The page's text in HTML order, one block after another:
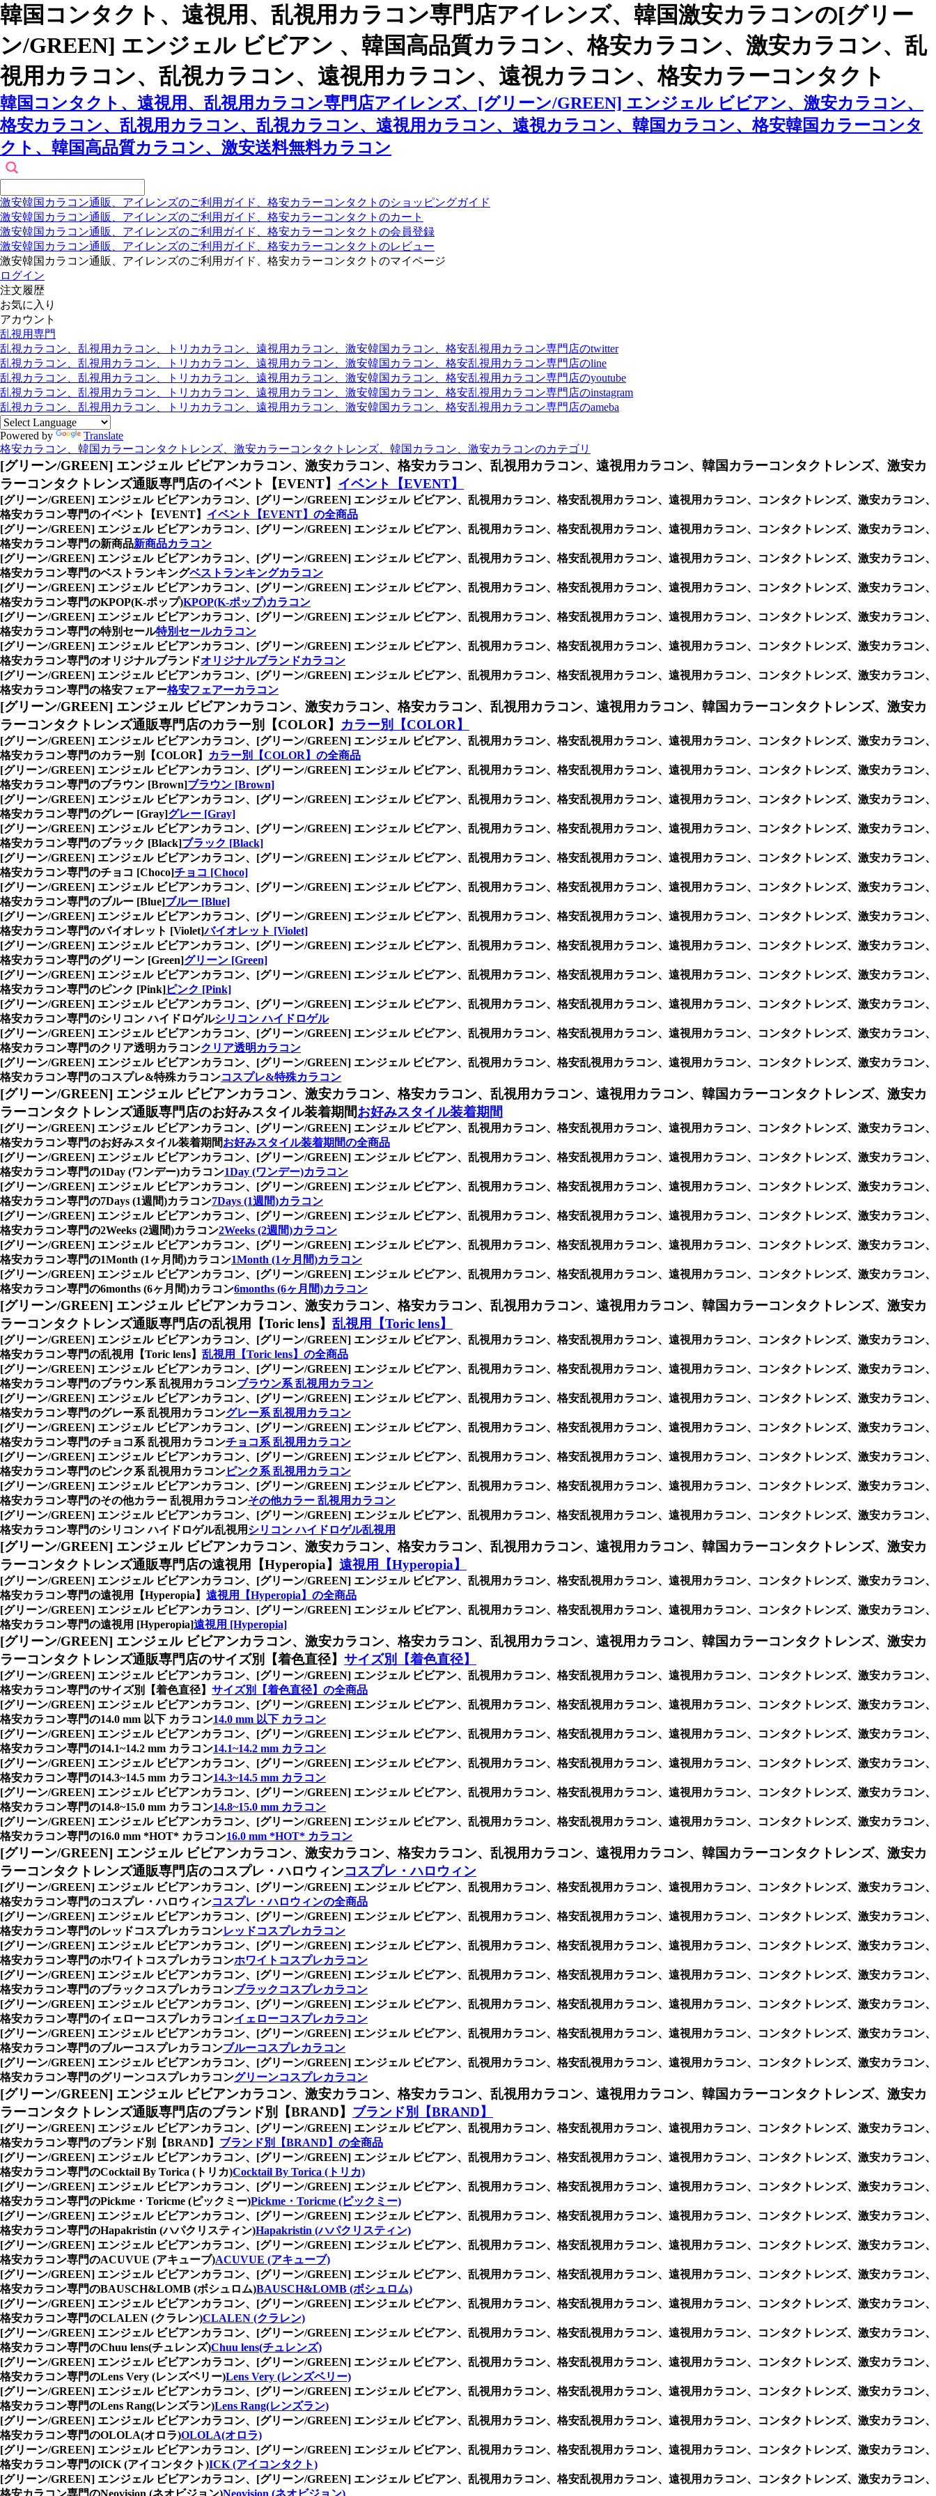
韓国コンタクト、遠視用、乱視用カラコン専門店アイレンズ、韓国激安カラコンの[グリー
ン/GREEN] エンジェル ビビアン 、韓国高品質カラコン、格安カラコン、激安カラコン、乱
視用カラコン、乱視カラコン、遠視用カラコン、遠視カラコン、格安カラーコンタクト
韓国コンタクト、遠視用、乱視用カラコン専門店アイレンズ、[グリーン/GREEN] エンジェル ビビアン、激安カラコン、
格安カラコン、乱視用カラコン、乱視カラコン、遠視用カラコン、遠視カラコン、韓国カラコン、格安韓国カラーコンタ
クト、韓国高品質カラコン、激安送料無料カラコン
激安韓国カラコン通販、アイレンズのご利用ガイド、格安カラーコンタクトのショッピングガイド
激安韓国カラコン通販、アイレンズのご利用ガイド、格安カラーコンタクトのカート
激安韓国カラコン通販、アイレンズのご利用ガイド、格安カラーコンタクトの会員登録
激安韓国カラコン通販、アイレンズのご利用ガイド、格安カラーコンタクトのレビュー
激安韓国カラコン通販、アイレンズのご利用ガイド、格安カラーコンタクトのマイページ
ログイン
注文履歴
お気に入り
アカウント
乱視用専門
乱視カラコン、乱視用カラコン、トリカカラコン、遠視用カラコン、激安韓国カラコン、格安乱視用カラコン専門店のtwitter
乱視カラコン、乱視用カラコン、トリカカラコン、遠視用カラコン、激安韓国カラコン、格安乱視用カラコン専門店のline
乱視カラコン、乱視用カラコン、トリカカラコン、遠視用カラコン、激安韓国カラコン、格安乱視用カラコン専門店のyoutube
乱視カラコン、乱視用カラコン、トリカカラコン、遠視用カラコン、激安韓国カラコン、格安乱視用カラコン専門店のinstagram
乱視カラコン、乱視用カラコン、トリカカラコン、遠視用カラコン、激安韓国カラコン、格安乱視用カラコン専門店のameba
Powered by
Translate
格安カラコン、韓国カラーコンタクトレンズ、激安カラーコンタクトレンズ、韓国カラコン、激安カラコンのカテゴリ
[グリーン/GREEN] エンジェル ビビアンカラコン、 激安カラコン、格安カラコン、乱視用カラコン、遠視用カラコン、韓国カラーコンタクトレンズ、激安カ
ラーコンタクトレンズ通販専門店のイベント【EVENT】 イベント【EVENT】
[グリーン/GREEN] エンジェル ビビアンカラコン、 [グリーン/GREEN] エンジェル ビビアン、乱視用カラコン、格安乱視用カラコン、遠視用カラコン、コンタクトレンズ、激安カラコン、
格安カラコン専門のイベント【EVENT】 イベント【EVENT】の全商品
[グリーン/GREEN] エンジェル ビビアンカラコン、 [グリーン/GREEN] エンジェル ビビアン、乱視用カラコン、格安乱視用カラコン、遠視用カラコン、コンタクトレンズ、激安カラコン、
格安カラコン専門の新商品新商品カラコン
[グリーン/GREEN] エンジェル ビビアンカラコン、 [グリーン/GREEN] エンジェル ビビアン、乱視用カラコン、格安乱視用カラコン、遠視用カラコン、コンタクトレンズ、激安カラコン、
格安カラコン専門のベストランキングベストランキングカラコン
[グリーン/GREEN] エンジェル ビビアンカラコン、 [グリーン/GREEN] エンジェル ビビアン、乱視用カラコン、格安乱視用カラコン、遠視用カラコン、コンタクトレンズ、激安カラコン、
格安カラコン専門のKPOP(K-ポップ)KPOP(K-ポップ)カラコン
[グリーン/GREEN] エンジェル ビビアンカラコン、 [グリーン/GREEN] エンジェル ビビアン、乱視用カラコン、格安乱視用カラコン、遠視用カラコン、コンタクトレンズ、激安カラコン、
格安カラコン専門の特別セール特別セールカラコン
[グリーン/GREEN] エンジェル ビビアンカラコン、 [グリーン/GREEN] エンジェル ビビアン、乱視用カラコン、格安乱視用カラコン、遠視用カラコン、コンタクトレンズ、激安カラコン、
格安カラコン専門のオリジナルブランドオリジナルブランドカラコン
[グリーン/GREEN] エンジェル ビビアンカラコン、 [グリーン/GREEN] エンジェル ビビアン、乱視用カラコン、格安乱視用カラコン、遠視用カラコン、コンタクトレンズ、激安カラコン、
格安カラコン専門の格安フェアー格安フェアーカラコン
[グリーン/GREEN] エンジェル ビビアンカラコン、 激安カラコン、格安カラコン、乱視用カラコン、遠視用カラコン、韓国カラーコンタクトレンズ、激安カ
ラーコンタクトレンズ通販専門店のカラー別【COLOR】 カラー別【COLOR】
[グリーン/GREEN] エンジェル ビビアンカラコン、 [グリーン/GREEN] エンジェル ビビアン、乱視用カラコン、格安乱視用カラコン、遠視用カラコン、コンタクトレンズ、激安カラコン、
格安カラコン専門のカラー別【COLOR】
カラー別【COLOR】の全商品
[グリーン/GREEN] エンジェル ビビアンカラコン、 [グリーン/GREEN] エンジェル ビビアン、乱視用カラコン、格安乱視用カラコン、遠視用カラコン、コンタクトレンズ、激安カラコン、
格安カラコン専門のブラウン [Brown]ブラウン [Brown]
[グリーン/GREEN] エンジェル ビビアンカラコン、 [グリーン/GREEN] エンジェル ビビアン、乱視用カラコン、格安乱視用カラコン、遠視用カラコン、コンタクトレンズ、激安カラコン、
格安カラコン専門のグレー [Gray]グレー [Gray]
[グリーン/GREEN] エンジェル ビビアンカラコン、 [グリーン/GREEN] エンジェル ビビアン、乱視用カラコン、格安乱視用カラコン、遠視用カラコン、コンタクトレンズ、激安カラコン、
格安カラコン専門のブラック [Black]ブラック [Black]
[グリーン/GREEN] エンジェル ビビアンカラコン、 [グリーン/GREEN] エンジェル ビビアン、乱視用カラコン、格安乱視用カラコン、遠視用カラコン、コンタクトレンズ、激安カラコン、
格安カラコン専門のチョコ [Choco]チョコ [Choco]
[グリーン/GREEN] エンジェル ビビアンカラコン、 [グリーン/GREEN] エンジェル ビビアン、乱視用カラコン、格安乱視用カラコン、遠視用カラコン、コンタクトレンズ、激安カラコン、
格安カラコン専門のブルー [Blue]ブルー [Blue]
[グリーン/GREEN] エンジェル ビビアンカラコン、 [グリーン/GREEN] エンジェル ビビアン、乱視用カラコン、格安乱視用カラコン、遠視用カラコン、コンタクトレンズ、激安カラコン、
格安カラコン専門のバイオレット [Violet]バイオレット [Violet]
[グリーン/GREEN] エンジェル ビビアンカラコン、 [グリーン/GREEN] エンジェル ビビアン、乱視用カラコン、格安乱視用カラコン、遠視用カラコン、コンタクトレンズ、激安カラコン、
格安カラコン専門のグリーン [Green]グリーン [Green]
[グリーン/GREEN] エンジェル ビビアンカラコン、 [グリーン/GREEN] エンジェル ビビアン、乱視用カラコン、格安乱視用カラコン、遠視用カラコン、コンタクトレンズ、激安カラコン、
格安カラコン専門のピンク [Pink]ピンク [Pink]
[グリーン/GREEN] エンジェル ビビアンカラコン、 [グリーン/GREEN] エンジェル ビビアン、乱視用カラコン、格安乱視用カラコン、遠視用カラコン、コンタクトレンズ、激安カラコン、
格安カラコン専門のシリコン ハイドロゲルシリコン ハイドロゲル
[グリーン/GREEN] エンジェル ビビアンカラコン、 [グリーン/GREEN] エンジェル ビビアン、乱視用カラコン、格安乱視用カラコン、遠視用カラコン、コンタクトレンズ、激安カラコン、
格安カラコン専門のクリア透明カラコンクリア透明カラコン
[グリーン/GREEN] エンジェル ビビアンカラコン、 [グリーン/GREEN] エンジェル ビビアン、乱視用カラコン、格安乱視用カラコン、遠視用カラコン、コンタクトレンズ、激安カラコン、
格安カラコン専門のコスプレ&特殊カラコンコスプレ&特殊カラコン
[グリーン/GREEN] エンジェル ビビアンカラコン、 激安カラコン、格安カラコン、乱視用カラコン、遠視用カラコン、韓国カラーコンタクトレンズ、激安カ
ラーコンタクトレンズ通販専門店のお好みスタイル装着期間お好みスタイル装着期間
[グリーン/GREEN] エンジェル ビビアンカラコン、 [グリーン/GREEN] エンジェル ビビアン、乱視用カラコン、格安乱視用カラコン、遠視用カラコン、コンタクトレンズ、激安カラコン、
格安カラコン専門のお好みスタイル装着期間お好みスタイル装着期間の全商品
[グリーン/GREEN] エンジェル ビビアンカラコン、 [グリーン/GREEN] エンジェル ビビアン、乱視用カラコン、格安乱視用カラコン、遠視用カラコン、コンタクトレンズ、激安カラコン、
格安カラコン専門の1Day (ワンデー)カラコン1Day (ワンデー)カラコン
[グリーン/GREEN] エンジェル ビビアンカラコン、 [グリーン/GREEN] エンジェル ビビアン、乱視用カラコン、格安乱視用カラコン、遠視用カラコン、コンタクトレンズ、激安カラコン、
格安カラコン専門の7Days (1週間)カラコン7Days (1週間)カラコン
[グリーン/GREEN] エンジェル ビビアンカラコン、 [グリーン/GREEN] エンジェル ビビアン、乱視用カラコン、格安乱視用カラコン、遠視用カラコン、コンタクトレンズ、激安カラコン、
格安カラコン専門の2Weeks (2週間)カラコン2Weeks (2週間)カラコン
[グリーン/GREEN] エンジェル ビビアンカラコン、 [グリーン/GREEN] エンジェル ビビアン、乱視用カラコン、格安乱視用カラコン、遠視用カラコン、コンタクトレンズ、激安カラコン、
格安カラコン専門の1Month (1ヶ月間)カラコン1Month (1ヶ月間)カラコン
[グリーン/GREEN] エンジェル ビビアンカラコン、 [グリーン/GREEN] エンジェル ビビアン、乱視用カラコン、格安乱視用カラコン、遠視用カラコン、コンタクトレンズ、激安カラコン、
格安カラコン専門の6months (6ヶ月間)カラコン6months (6ヶ月間)カラコン
[グリーン/GREEN] エンジェル ビビアンカラコン、 激安カラコン、格安カラコン、乱視用カラコン、遠視用カラコン、韓国カラーコンタクトレンズ、激安カ
ラーコンタクトレンズ通販専門店の乱視用【Toric lens】 乱視用【Toric lens】
[グリーン/GREEN] エンジェル ビビアンカラコン、 [グリーン/GREEN] エンジェル ビビアン、乱視用カラコン、格安乱視用カラコン、遠視用カラコン、コンタクトレンズ、激安カラコン、
格安カラコン専門の乱視用【Toric lens】 乱視用【Toric lens】の全商品
[グリーン/GREEN] エンジェル ビビアンカラコン、 [グリーン/GREEN] エンジェル ビビアン、乱視用カラコン、格安乱視用カラコン、遠視用カラコン、コンタクトレンズ、激安カラコン、
格安カラコン専門のブラウン系 乱視用カラコンブラウン系 乱視用カラコン
[グリーン/GREEN] エンジェル ビビアンカラコン、 [グリーン/GREEN] エンジェル ビビアン、乱視用カラコン、格安乱視用カラコン、遠視用カラコン、コンタクトレンズ、激安カラコン、
格安カラコン専門のグレー系 乱視用カラコングレー系 乱視用カラコン
[グリーン/GREEN] エンジェル ビビアンカラコン、 [グリーン/GREEN] エンジェル ビビアン、乱視用カラコン、格安乱視用カラコン、遠視用カラコン、コンタクトレンズ、激安カラコン、
格安カラコン専門のチョコ系 乱視用カラコンチョコ系 乱視用カラコン
[グリーン/GREEN] エンジェル ビビアンカラコン、 [グリーン/GREEN] エンジェル ビビアン、乱視用カラコン、格安乱視用カラコン、遠視用カラコン、コンタクトレンズ、激安カラコン、
格安カラコン専門のピンク系 乱視用カラコンピンク系 乱視用カラコン
[グリーン/GREEN] エンジェル ビビアンカラコン、 [グリーン/GREEN] エンジェル ビビアン、乱視用カラコン、格安乱視用カラコン、遠視用カラコン、コンタクトレンズ、激安カラコン、
格安カラコン専門のその他カラー 乱視用カラコンその他カラー 乱視用カラコン
[グリーン/GREEN] エンジェル ビビアンカラコン、 [グリーン/GREEN] エンジェル ビビアン、乱視用カラコン、格安乱視用カラコン、遠視用カラコン、コンタクトレンズ、激安カラコン、
格安カラコン専門のシリコン ハイドロゲル乱視用 シリコン ハイドロゲル乱視用
[グリーン/GREEN] エンジェル ビビアンカラコン、 激安カラコン、格安カラコン、乱視用カラコン、遠視用カラコン、韓国カラーコンタクトレンズ、激安カ
ラーコンタクトレンズ通販専門店の遠視用【Hyperopia】 遠視用【Hyperopia】
[グリーン/GREEN] エンジェル ビビアンカラコン、 [グリーン/GREEN] エンジェル ビビアン、乱視用カラコン、格安乱視用カラコン、遠視用カラコン、コンタクトレンズ、激安カラコン、
格安カラコン専門の遠視用【Hyperopia】 遠視用【Hyperopia】の全商品
[グリーン/GREEN] エンジェル ビビアンカラコン、 [グリーン/GREEN] エンジェル ビビアン、乱視用カラコン、格安乱視用カラコン、遠視用カラコン、コンタクトレンズ、激安カラコン、
格安カラコン専門の遠視用 [Hyperopia]遠視用 [Hyperopia]
[グリーン/GREEN] エンジェル ビビアンカラコン、 激安カラコン、格安カラコン、乱視用カラコン、遠視用カラコン、韓国カラーコンタクトレンズ、激安カ
ラーコンタクトレンズ通販専門店のサイズ別【着色直径】 サイズ別【着色直径】
[グリーン/GREEN] エンジェル ビビアンカラコン、 [グリーン/GREEN] エンジェル ビビアン、乱視用カラコン、格安乱視用カラコン、遠視用カラコン、コンタクトレンズ、激安カラコン、
格安カラコン専門のサイズ別【着色直径】 サイズ別【着色直径】の全商品
[グリーン/GREEN] エンジェル ビビアンカラコン、 [グリーン/GREEN] エンジェル ビビアン、乱視用カラコン、格安乱視用カラコン、遠視用カラコン、コンタクトレンズ、激安カラコン、
格安カラコン専門の14.0 mm 以下 カラコン14.0 mm 以下 カラコン
[グリーン/GREEN] エンジェル ビビアンカラコン、 [グリーン/GREEN] エンジェル ビビアン、乱視用カラコン、格安乱視用カラコン、遠視用カラコン、コンタクトレンズ、激安カラコン、
格安カラコン専門の14.1~14.2 mm カラコン14.1~14.2 mm カラコン
[グリーン/GREEN] エンジェル ビビアンカラコン、 [グリーン/GREEN] エンジェル ビビアン、乱視用カラコン、格安乱視用カラコン、遠視用カラコン、コンタクトレンズ、激安カラコン、
格安カラコン専門の14.3~14.5 mm カラコン14.3~14.5 mm カラコン
[グリーン/GREEN] エンジェル ビビアンカラコン、 [グリーン/GREEN] エンジェル ビビアン、乱視用カラコン、格安乱視用カラコン、遠視用カラコン、コンタクトレンズ、激安カラコン、
格安カラコン専門の14.8~15.0 mm カラコン14.8~15.0 mm カラコン
[グリーン/GREEN] エンジェル ビビアンカラコン、 [グリーン/GREEN] エンジェル ビビアン、乱視用カラコン、格安乱視用カラコン、遠視用カラコン、コンタクトレンズ、激安カラコン、
格安カラコン専門の16.0 mm *HOT* カラコン16.0 mm *HOT* カラコン
[グリーン/GREEN] エンジェル ビビアンカラコン、 激安カラコン、格安カラコン、乱視用カラコン、遠視用カラコン、韓国カラーコンタクトレンズ、激安カ
ラーコンタクトレンズ通販専門店のコスプレ・ハロウィンコスプレ・ハロウィン
[グリーン/GREEN] エンジェル ビビアンカラコン、 [グリーン/GREEN] エンジェル ビビアン、乱視用カラコン、格安乱視用カラコン、遠視用カラコン、コンタクトレンズ、激安カラコン、
格安カラコン専門のコスプレ・ハロウィンコスプレ・ハロウィンの全商品
[グリーン/GREEN] エンジェル ビビアンカラコン、 [グリーン/GREEN] エンジェル ビビアン、乱視用カラコン、格安乱視用カラコン、遠視用カラコン、コンタクトレンズ、激安カラコン、
格安カラコン専門のレッドコスプレカラコンレッドコスプレカラコン
[グリーン/GREEN] エンジェル ビビアンカラコン、 [グリーン/GREEN] エンジェル ビビアン、乱視用カラコン、格安乱視用カラコン、遠視用カラコン、コンタクトレンズ、激安カラコン、
格安カラコン専門のホワイトコスプレカラコンホワイトコスプレカラコン
[グリーン/GREEN] エンジェル ビビアンカラコン、 [グリーン/GREEN] エンジェル ビビアン、乱視用カラコン、格安乱視用カラコン、遠視用カラコン、コンタクトレンズ、激安カラコン、
格安カラコン専門のブラックコスプレカラコンブラックコスプレカラコン
[グリーン/GREEN] エンジェル ビビアンカラコン、 [グリーン/GREEN] エンジェル ビビアン、乱視用カラコン、格安乱視用カラコン、遠視用カラコン、コンタクトレンズ、激安カラコン、
格安カラコン専門のイェローコスプレカラコンイェローコスプレカラコン
[グリーン/GREEN] エンジェル ビビアンカラコン、 [グリーン/GREEN] エンジェル ビビアン、乱視用カラコン、格安乱視用カラコン、遠視用カラコン、コンタクトレンズ、激安カラコン、
格安カラコン専門のブルーコスプレカラコンブルーコスプレカラコン
[グリーン/GREEN] エンジェル ビビアンカラコン、 [グリーン/GREEN] エンジェル ビビアン、乱視用カラコン、格安乱視用カラコン、遠視用カラコン、コンタクトレンズ、激安カラコン、
格安カラコン専門のグリーンコスプレカラコングリーンコスプレカラコン
[グリーン/GREEN] エンジェル ビビアンカラコン、 激安カラコン、格安カラコン、乱視用カラコン、遠視用カラコン、韓国カラーコンタクトレンズ、激安カ
ラーコンタクトレンズ通販専門店のブランド別【BRAND】 ブランド別【BRAND】
[グリーン/GREEN] エンジェル ビビアンカラコン、 [グリーン/GREEN] エンジェル ビビアン、乱視用カラコン、格安乱視用カラコン、遠視用カラコン、コンタクトレンズ、激安カラコン、
格安カラコン専門のブランド別【BRAND】 ブランド別【BRAND】の全商品
[グリーン/GREEN] エンジェル ビビアンカラコン、 [グリーン/GREEN] エンジェル ビビアン、乱視用カラコン、格安乱視用カラコン、遠視用カラコン、コンタクトレンズ、激安カラコン、
格安カラコン専門のCocktail By Torica (トリカ)Cocktail By Torica (トリカ)
[グリーン/GREEN] エンジェル ビビアンカラコン、 [グリーン/GREEN] エンジェル ビビアン、乱視用カラコン、格安乱視用カラコン、遠視用カラコン、コンタクトレンズ、激安カラコン、
格安カラコン専門のPickme・Toricme (ピックミー)Pickme・Toricme (ピックミー)
[グリーン/GREEN] エンジェル ビビアンカラコン、 [グリーン/GREEN] エンジェル ビビアン、乱視用カラコン、格安乱視用カラコン、遠視用カラコン、コンタクトレンズ、激安カラコン、
格安カラコン専門のHapakristin (ハパクリスティン)Hapakristin (ハパクリスティン)
[グリーン/GREEN] エンジェル ビビアンカラコン、 [グリーン/GREEN] エンジェル ビビアン、乱視用カラコン、格安乱視用カラコン、遠視用カラコン、コンタクトレンズ、激安カラコン、
格安カラコン専門のACUVUE (アキューブ)ACUVUE (アキューブ)
[グリーン/GREEN] エンジェル ビビアンカラコン、 [グリーン/GREEN] エンジェル ビビアン、乱視用カラコン、格安乱視用カラコン、遠視用カラコン、コンタクトレンズ、激安カラコン、
格安カラコン専門のBAUSCH&LOMB (ボシュロム)BAUSCH&LOMB (ボシュロム)
[グリーン/GREEN] エンジェル ビビアンカラコン、 [グリーン/GREEN] エンジェル ビビアン、乱視用カラコン、格安乱視用カラコン、遠視用カラコン、コンタクトレンズ、激安カラコン、
格安カラコン専門のCLALEN (クラレン)CLALEN (クラレン)
[グリーン/GREEN] エンジェル ビビアンカラコン、 [グリーン/GREEN] エンジェル ビビアン、乱視用カラコン、格安乱視用カラコン、遠視用カラコン、コンタクトレンズ、激安カラコン、
格安カラコン専門のChuu lens(チュレンズ)Chuu lens(チュレンズ)
[グリーン/GREEN] エンジェル ビビアンカラコン、 [グリーン/GREEN] エンジェル ビビアン、乱視用カラコン、格安乱視用カラコン、遠視用カラコン、コンタクトレンズ、激安カラコン、
格安カラコン専門のLens Very (レンズベリー)Lens Very (レンズベリー)
[グリーン/GREEN] エンジェル ビビアンカラコン、 [グリーン/GREEN] エンジェル ビビアン、乱視用カラコン、格安乱視用カラコン、遠視用カラコン、コンタクトレンズ、激安カラコン、
格安カラコン専門のLens Rang(レンズラン)Lens Rang(レンズラン)
[グリーン/GREEN] エンジェル ビビアンカラコン、 [グリーン/GREEN] エンジェル ビビアン、乱視用カラコン、格安乱視用カラコン、遠視用カラコン、コンタクトレンズ、激安カラコン、
格安カラコン専門のOLOLA(オロラ)OLOLA(オロラ)
[グリーン/GREEN] エンジェル ビビアンカラコン、 [グリーン/GREEN] エンジェル ビビアン、乱視用カラコン、格安乱視用カラコン、遠視用カラコン、コンタクトレンズ、激安カラコン、
格安カラコン専門のICK (アイコンタクト)ICK (アイコンタクト)
[グリーン/GREEN] エンジェル ビビアンカラコン、 [グリーン/GREEN] エンジェル ビビアン、乱視用カラコン、格安乱視用カラコン、遠視用カラコン、コンタクトレンズ、激安カラコン、
格安カラコン専門のNeovision (ネオビジョン)Neovision (ネオビジョン)